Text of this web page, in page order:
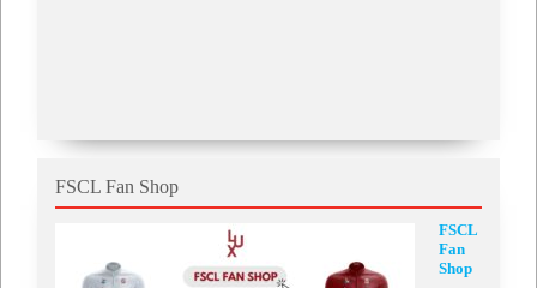
FSCL Fan Shop
FSCL
Fan
Shop